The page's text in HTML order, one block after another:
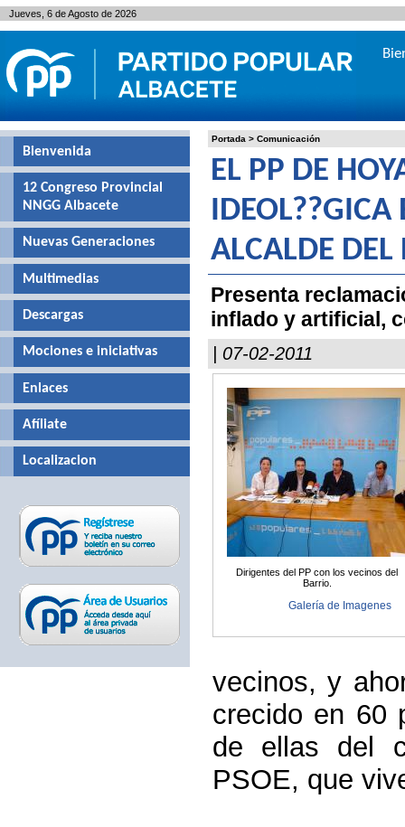
Portada > Comunicación
EL PP DE
IDEOL??GICA
ALCALDE DEL
Presenta
inflado y artificial,
| 07-02-2011
Dirigentes del PP con los vecinos del
Barrio.
Galería de Imagenes
vecinos, y
crecido en 60
de ellas del
PSOE, que
Bienvenida
12 Congreso Provincial
NNGG Albacete
Nuevas Generaciones
Multimedias
Descargas
Mociones e iniciativas
Enlaces
Afíliate
Localizacion
Jueves, 6 de Agosto de 2026